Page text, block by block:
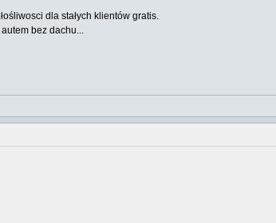
dla stałych klientów gratis.
bez dachu...